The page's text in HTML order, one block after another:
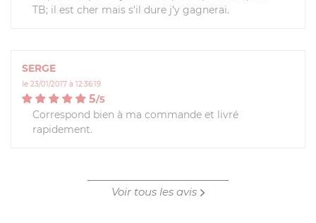
TB; il est cher mais s'il dure j'y gagnerai.
SERGE
le 23/01/2017 à 12:36:19
5/5
Correspond bien à ma commande et livré
rapidement.
Voir tous les avis